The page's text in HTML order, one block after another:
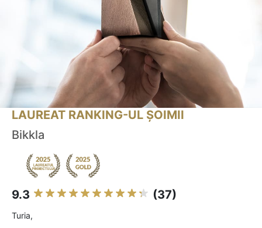
LAUREAT RANKING-UL ȘOIMII
Bikkla
9.3 (37)
Turia,